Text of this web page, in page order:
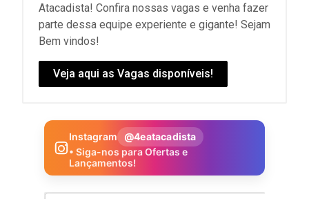
Atacadista! Confira nossas vagas e venha fazer
parte dessa equipe experiente e gigante! Sejam
Bem vindos!
Veja aqui as Vagas disponíveis!
Instagram
@4eatacadista
• Siga-nos para Ofertas e
Lançamentos!